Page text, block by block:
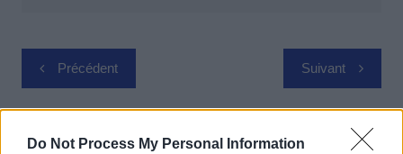
Do Not Process My Personal Information
Navigation
de
l’article
Précédent Suivant